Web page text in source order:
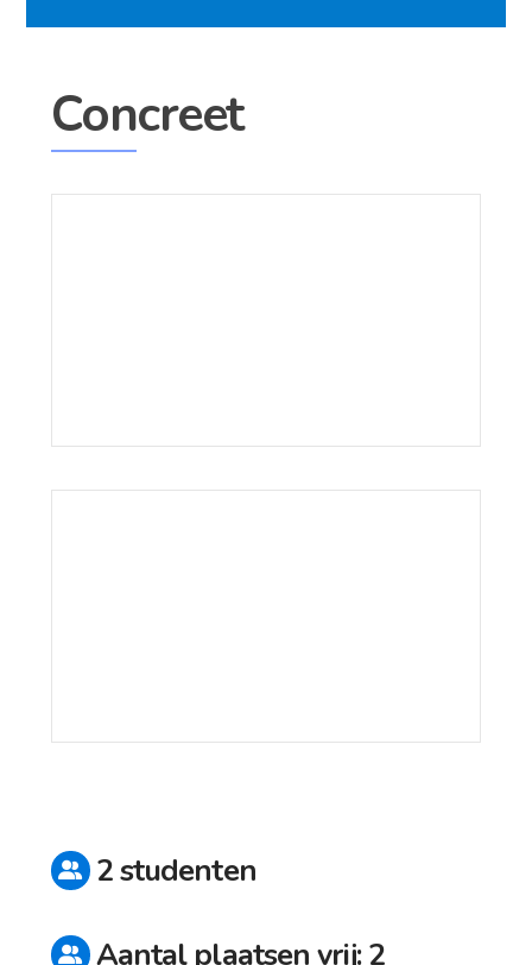
Concreet
2 studenten
Aantal plaatsen vrij: 2